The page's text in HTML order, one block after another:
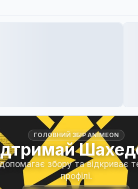
ГОЛОВНИЙ ЗБІР ANIMEON
збору та відкриває
профілі.